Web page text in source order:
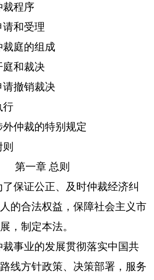
裁程序
请和受理
裁庭的组成
庭和裁决
请撤销裁决
行
外仲裁的特别规定
则
第一章 总则
了保证公正、及时仲裁经济纠
的合法权益，保障社会主义市
，制定本法。
裁事业的发展贯彻落实中国共
线方针政策、决策部署，服务